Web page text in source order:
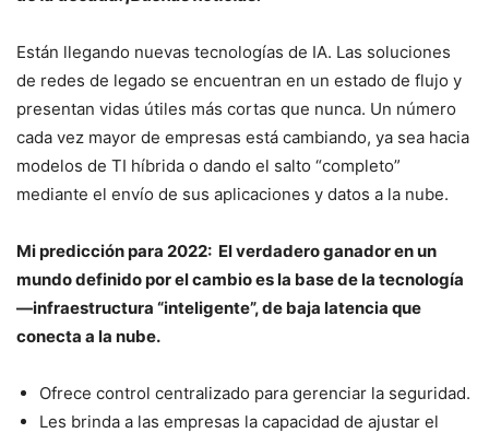
Están llegando nuevas tecnologías de IA. Las soluciones
de redes de legado se encuentran en un estado de flujo y
presentan vidas útiles más cortas que nunca. Un número
cada vez mayor de empresas está cambiando, ya sea hacia
modelos de TI híbrida o dando el salto “completo”
mediante el envío de sus aplicaciones y datos a la nube.
Mi predicción para 2022: El verdadero ganador en un
mundo definido por el cambio es la base de la tecnología
—infraestructura “inteligente”, de baja latencia que
conecta a la nube.
Ofrece control centralizado para gerenciar la seguridad.
Les brinda a las empresas la capacidad de ajustar el